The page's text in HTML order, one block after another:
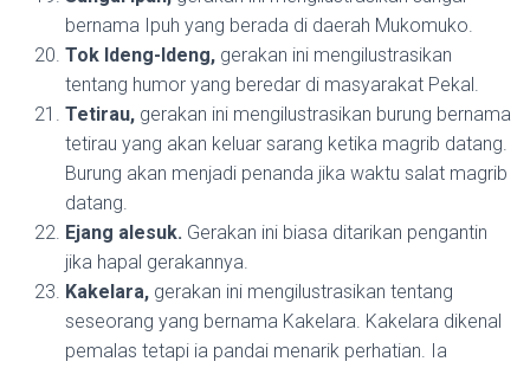
bernama Ipuh yang berada di daerah Mukomuko.
Tok Ideng-Ideng, gerakan ini mengilustrasikan
tentang humor yang beredar di masyarakat Pekal.
Tetirau, gerakan ini mengilustrasikan burung bernama
tetirau yang akan keluar sarang ketika magrib datang.
Burung akan menjadi penanda jika waktu salat magrib
datang.
Ejang alesuk. Gerakan ini biasa ditarikan pengantin
jika hapal gerakannya.
Kakelara, gerakan ini mengilustrasikan tentang
seseorang yang bernama Kakelara. Kakelara dikenal
pemalas tetapi ia pandai menarik perhatian. Ia